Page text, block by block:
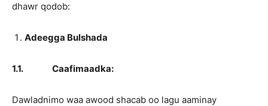
dhawr qodob:
Adeegga Bulshada
1.1. Caafimaadka:
Dawladnimo waa awood shacab oo lagu aaminay